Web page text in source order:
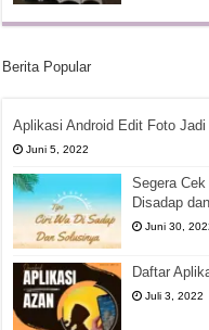
Berita Popular
Aplikasi Android Edit Foto
Juni 5, 2022
Segera
Disadap
Juni 30,
Daftar
Juli 3, 2022